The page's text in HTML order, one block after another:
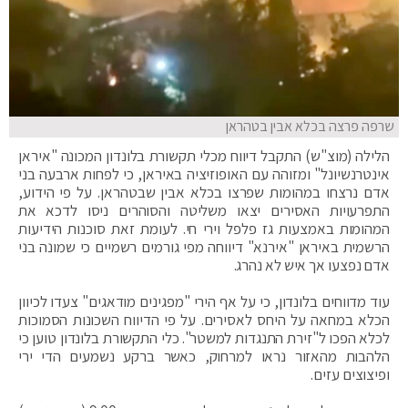
שרפה פרצה בכלא אבין בטהראן
הלילה (מוצ"ש) התקבל דיווח מכלי תקשורת בלונדון המכונה "איראן
אינטרנשיונל" ומזוהה עם האופוזיציה באיראן, כי לפחות ארבעה בני
אדם נרצחו במהומות שפרצו בכלא אבין שבטהראן. על פי הידוע,
התפרעויות האסירים יצאו משליטה והסוהרים ניסו לדכא את
המהומות באמצעות גז פלפל וירי חי. לעומת זאת סוכנות הידיעות
הרשמית באיראן "אירנא" דיווחה מפי גורמים רשמיים כי שמונה בני
אדם נפצעו אך איש לא נהרג.
עוד מדווחים בלונדון, כי על אף הירי "מפגינים מודאגים" צעדו לכיוון
הכלא במחאה על היחס לאסירים. על פי הדיווח השכונות הסמוכות
לכלא הפכו ל"זירת התנגדות למשטר". כלי התקשורת בלונדון טוען כי
הלהבות מהאזור נראו למרחוק, כאשר ברקע נשמעים הדי ירי
ופיצוצים עזים.